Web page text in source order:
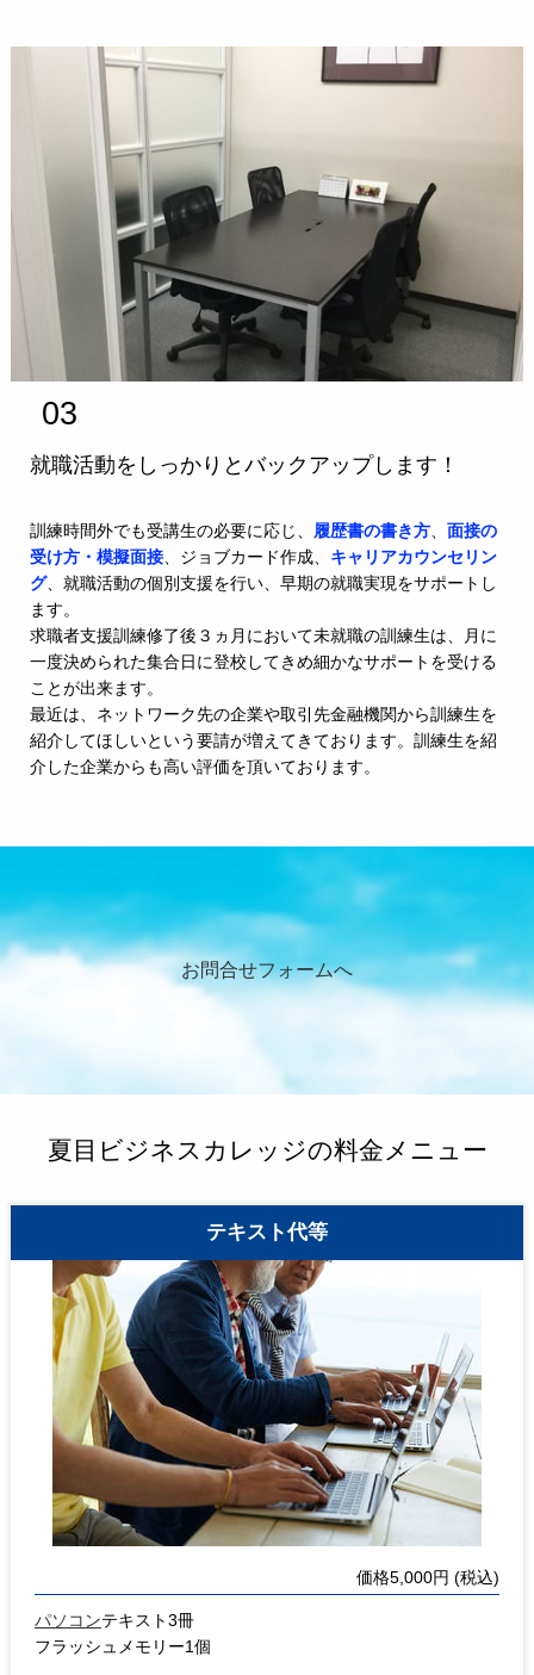
03
就職活動をしっかりとバックアップします！
訓練時間外でも受講生の必要に応じ、 履歴書の書き方、 面接の
受け方・模擬面接、ジョブカード作成、 キャリアカウンセリン
グ、就職活動の個別支援を行い、早期の就職実現をサポートし
ます。
求職者支援訓練修了後３ヵ月において未就職の訓練生は、月に
一度決められた集合日に登校してきめ細かなサポートを受ける
ことが出来ます。
最近は、ネットワーク先の企業や取引先金融機関から訓練生を
紹介してほしいという要請が増えてきております。訓練生を紹
介した企業からも高い評価を頂いております。
お問合せフォームへ
夏目ビジネスカレッジの料金メニュー
テキスト代等
価格5,000円 (税込)
パソコンテキスト3冊
フラッシュメモリー1個